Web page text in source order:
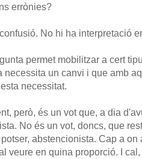
errònies?
No hi ha interpretació
permet mobilitzar a cert
necessita un canvi i que amb
necessitat.
però, és un vot que, a dia
No és un vot, doncs, que
abstencionista. Cap a
veure en quina proporció. I